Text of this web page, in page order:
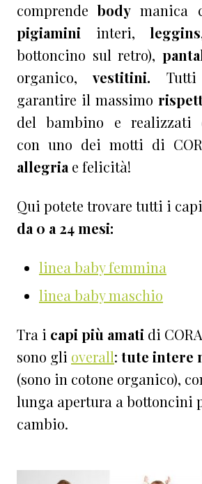
comprendebody manica
pigiamini interi, leggins
bottoncino sul retro),
organico,vestitini.
garantire il massimo
del bambino e realizzati
con uno dei motti di
allegria e felicità!
Qui potete trovare tutti i
da 0 a 24 mesi:
linea baby femmina
linea baby maschio
Tra i capi più amati di
sono gli overall: tute intere
(sono in cotone organico),
lunga apertura a bottoncini
cambio.